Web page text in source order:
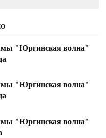
"Юргинская волна"
"Юргинская волна"
"Юргинская волна"